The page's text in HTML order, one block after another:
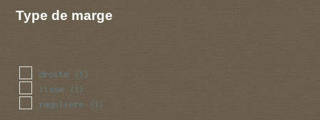
Type de marge
droite (1)
lisse (1)
reguliere (1)